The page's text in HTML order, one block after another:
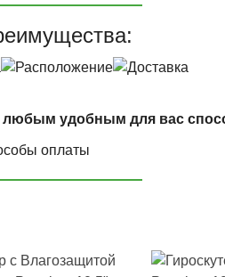
любым удобным для вас